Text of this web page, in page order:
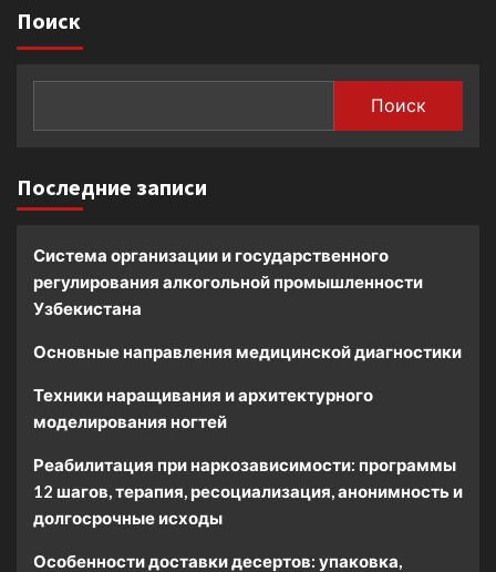
Поиск
Поиск
Последние записи
Система организации и государственного
регулирования алкогольной промышленности
Узбекистана
Основные направления медицинской диагностики
Техники наращивания и архитектурного
моделирования ногтей
Реабилитация при наркозависимости: программы
12 шагов, терапия, ресоциализация, анонимность и
долгосрочные исходы
Особенности доставки десертов: упаковка,